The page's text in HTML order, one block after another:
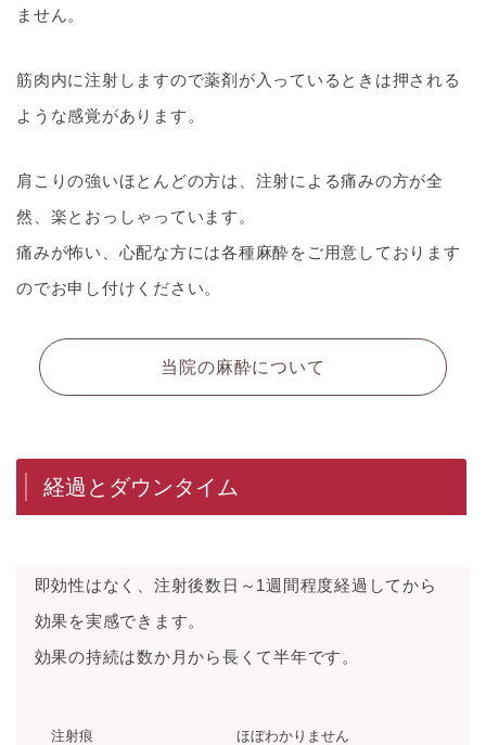
ません。
筋肉内に注射しますので薬剤が入っているときは押される
ような感覚があります。
肩こりの強いほとんどの方は、注射による痛みの方が全
然、楽とおっしゃっています。
痛みが怖い、心配な方には各種麻酔をご用意しております
のでお申し付けください。
当院の麻酔について
経過とダウンタイム
即効性はなく、注射後数日～1週間程度経過してから
効果を実感できます。
効果の持続は数か月から長くて半年です。
注射痕 ほぼわかりません